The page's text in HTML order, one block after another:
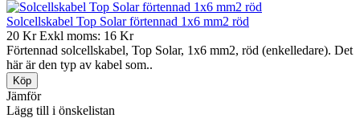
Solcellskabel Top Solar förtennad 1x6 mm2 röd
20 KrExkl moms: 16 Kr
Förtennad solcellskabel, Top Solar, 1x6 mm2, röd (enkelledare). Det
här är den typ av kabel som..
Jämför
Lägg till i önskelistan